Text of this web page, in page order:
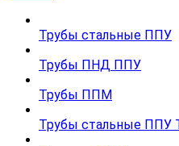
Трубы стальные ППУ
Трубы ПНД ППУ
Трубы ППМ
Трубы стальные ППУ